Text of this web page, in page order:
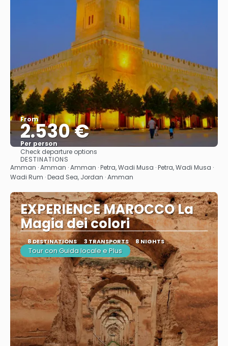
From
2.530 €
Per person
Check departure options
DESTINATIONS
Amman · Amman · Amman · Petra, Wadi Musa · Petra, Wadi Musa ·
Wadi Rum · Dead Sea, Jordan · Amman
EXPERIENCE MAROCCO La
Magia dei colori
8 DESTINATIONS 3 TRANSPORTS 8 NIGHTS
Tour con Guida locale e Plus